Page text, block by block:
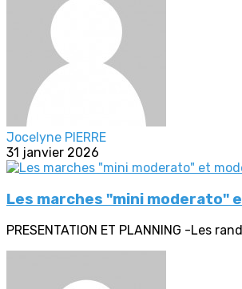
Jocelyne PIERRE
31 janvier 2026
Les marches "mini moderato"
PRESENTATION ET PLANNING -Les